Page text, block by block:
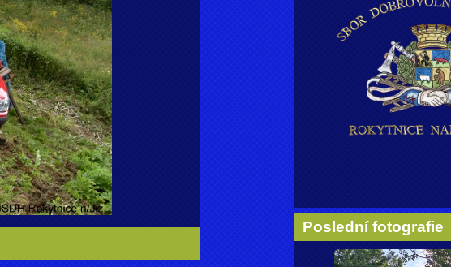
Poslední fotografie